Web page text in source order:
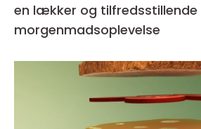
en lækker og tilfredsstillende
morgenmadsoplevelse